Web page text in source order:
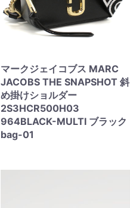
マークジェイコブス MARC
JACOBS THE SNAPSHOT 斜
め掛けショルダー
2S3HCR500H03
964BLACK-MULTI ブラック
bag-01